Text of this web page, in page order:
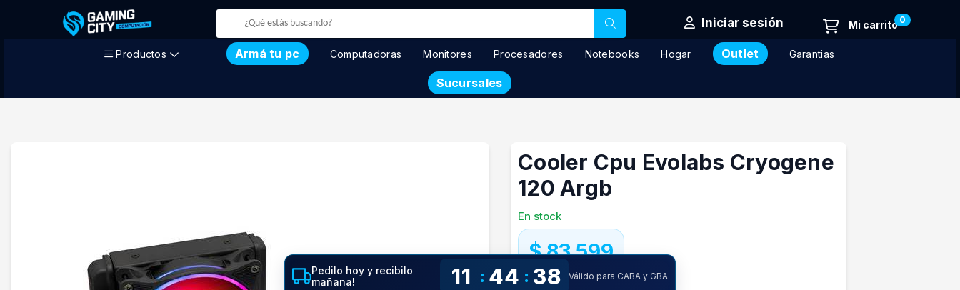
Iniciar sesión 0
Productos Armá tu pc Computadoras Monitores Procesadores Notebooks Hogar Outlet Garantias
Sucursales
Cooler Cpu Evolabs Cryogene
120 Argb
En stock
$ 83.599
Precio especial con transferencia
Pedilo hoy y recibilo
mañana!
11 : 44 : 37 Válido para CABA y GBA